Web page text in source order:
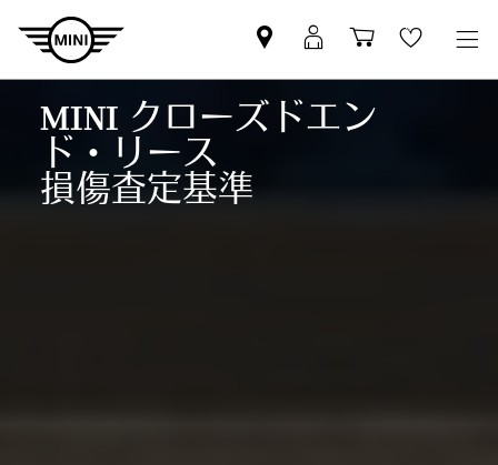
Mini
dealer
partner
MyMini
login
Shopping
cart
Wishlist
MINI クローズドエン
ド・リース
損傷査定基準